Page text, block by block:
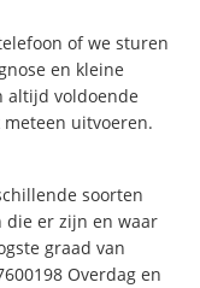
of we sturen
en kleine
altijd voldoende
uitvoeren.
soorten
die er zijn en waar
graad van
Overdag en